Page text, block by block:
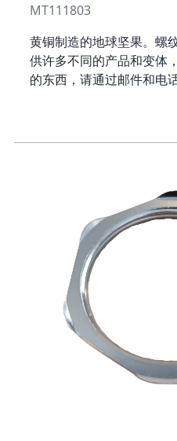
MT111803
黄铜制造的地球坚果。螺
供许多不同的产品和变体
的东西，请通过邮件和电